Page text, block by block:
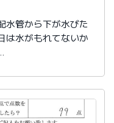
水管から下が水びた
は水がもれてないか